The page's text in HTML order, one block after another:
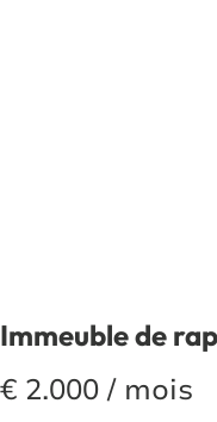
Immeuble de
€ 2.000 / mois